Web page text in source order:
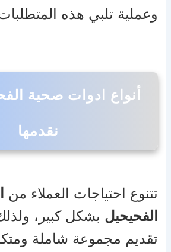
وعملية تلبي هذه
أنواع ادوات صحية
نقدمها
تتنوع احتياجات العملاء من
الفحيحيل بشكل كبير،
تقديم مجموعة شاملة